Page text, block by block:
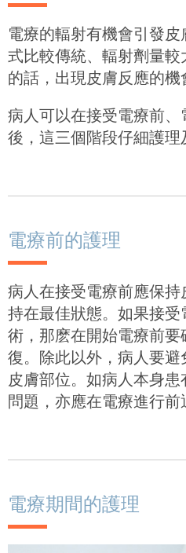
小貼士‧「家」資源
電療的輻射有機會引發
式比較傳統、輻射劑量
的話，出現皮膚反應的機
病人可以在接受電療前
後，這三個階段仔細護理
電療前的護理
病人在接受電療前應保
持在最佳狀態。如果接
術，那麽在開始電療前
復。除此以外，病人要
皮膚部位。如病人本身
問題，亦應在電療進行前
電療期間的護理